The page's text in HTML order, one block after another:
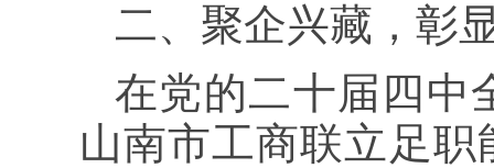
二、聚企兴藏，彰
在党的二十届四中
山南市工商联立足